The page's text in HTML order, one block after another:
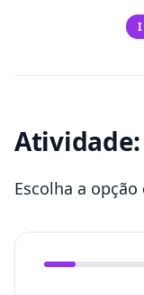
Atividade:
Escolha a